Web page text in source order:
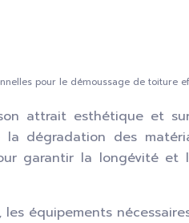
pour le démoussage de toiture
attrait esthétique et
la dégradation des
garantir la longévité
équipements